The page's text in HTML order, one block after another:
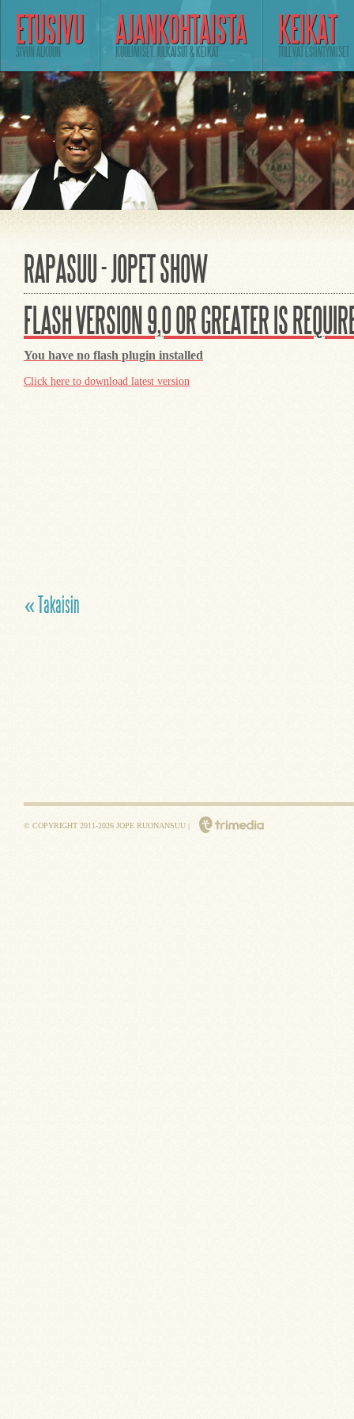
ETUSIVU
SIVUN ALKUUN
AJANKOHTAISTA
KUULIMISET, JULKAISUT & KEIKAT
KEIKAT
TULEVAT ESIINTYMISET
RAPASUU - JOPET SHOW
FLASH VERSION 9,0 OR GREATER IS
You have no flash plugin installed
Click here to download latest version
« Takaisin
© COPYRIGHT 2011-2026 JOPE RUONANSUU |